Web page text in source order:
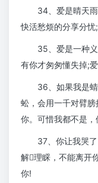
34、爱是晴天雨
快活愁烦的分享分
35、爱是一种义
有你才匆匆懂失掉;
36、如果我是蜻
蚣，会用一千对臂
你。可惜我都不是
37、你让我哭了
解理睬，不能离开
你!